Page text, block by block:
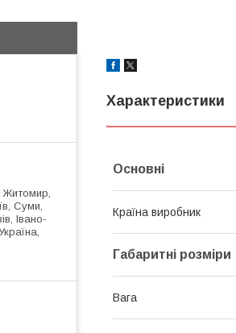
Характеристики
Основні
Країна виробник
Габаритні розміри
Вага
Житомир,
Суми,
Івано-